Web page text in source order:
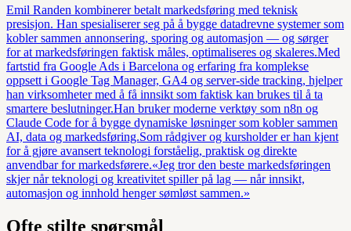
Emil Randen kombinerer betalt markedsføring med teknisk
presisjon. Han spesialiserer seg på å bygge datadrevne systemer som
kobler sammen annonsering, sporing og automasjon — og sørger
for at markedsføringen faktisk måles, optimaliseres og skaleres.Med
fartstid fra Google Ads i Barcelona og erfaring fra komplekse
oppsett i Google Tag Manager, GA4 og server-side tracking, hjelper
han virksomheter med å få innsikt som faktisk kan brukes til å ta
smartere beslutninger.Han bruker moderne verktøy som n8n og
Claude Code for å bygge dynamiske løsninger som kobler sammen
AI, data og markedsføring.Som rådgiver og kursholder er han kjent
for å gjøre avansert teknologi forståelig, praktisk og direkte
anvendbar for markedsførere.«Jeg tror den beste markedsføringen
skjer når teknologi og kreativitet spiller på lag — når innsikt,
automasjon og innhold henger sømløst sammen.»
Ofte stilte spørsmål